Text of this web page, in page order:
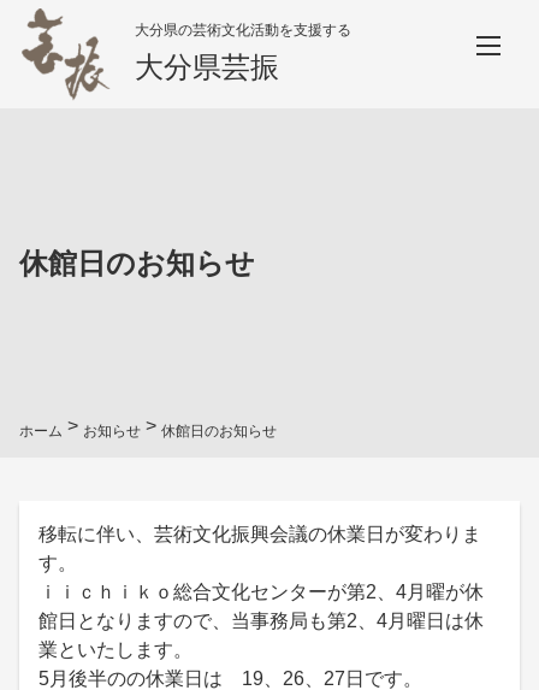
大分県の芸術文化活動を支援する
大分県芸振
休館日のお知らせ
ホーム > お知らせ > 休館日のお知らせ
移転に伴い、芸術文化振興会議の休業日が変わりま
す。
ｉｉｃｈｉｋｏ総合文化センターが第2、4月曜が休
館日となりますので、当事務局も第2、4月曜日は休
業といたします。
5月後半のの休業日は 19、26、27日です。